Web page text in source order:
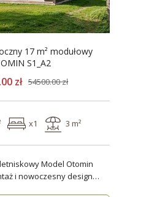
17 m² modułowy
S1_A2
zł 54500.00 zł
x1 3 m²
Model Otomin
i nowoczesny design